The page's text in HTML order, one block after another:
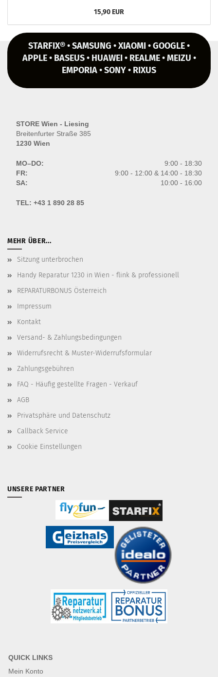
15,90 EUR
STARFIX® • SAMSUNG • XIAOMI • GOOGLE •
APPLE • BASEUS • HUAWEI • REALME • MEIZU •
EMPORIA • SONY • RIXUS
STORE Wien - Liesing
Breitenfurter Straße 385
1230 Wien
MO–DO:
9:00 - 18:30
FR:
9:00 - 12:00 & 14:00 - 18:30
SA:
10:00 - 16:00
TEL: +43 1 890 28 85
MEHR ÜBER...
Sitzung unterbrochen
Handy Reparatur 1230 in Wien - flink & professionell
REPARATURBONUS Österreich
Impressum
Kontakt
Versand- & Zahlungsbedingungen
Widerrufsrecht & Muster-Widerrufsformular
Zahlungsgebühren
FAQ - Häufig gestellte Fragen - Verkauf
AGB
Privatsphäre und Datenschutz
Callback Service
Cookie Einstellungen
UNSERE PARTNER
QUICK LINKS
Mein Konto